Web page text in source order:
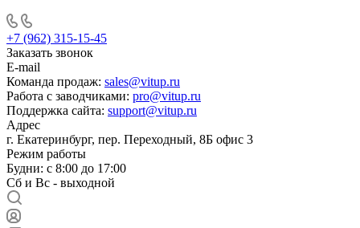
+7 (962) 315-15-45
Заказать звонок
E-mail
Команда продаж: sales@vitup.ru
Работа с заводчиками: pro@vitup.ru
Поддержка сайта: support@vitup.ru
Адрес
г. Екатеринбург, пер. Переходный, 8Б офис 3
Режим работы
Будни: с 8:00 до 17:00
Сб и Вс - выходной